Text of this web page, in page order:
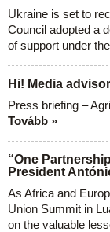
Ukraine is set to
Council adopted a
of support under the
Hi! Media
Press briefing –
Tovább »
“One
President
As Africa and
Union Summit in
on the valuable